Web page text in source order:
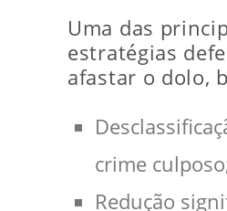
Uma das
estratégias
afastar o dolo,
crime
Redução